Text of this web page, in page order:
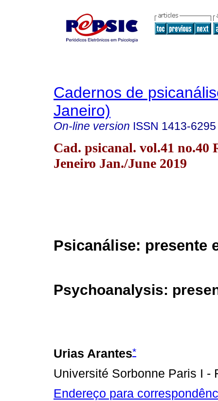
Cadernos de
Janeiro)
On-line version ISSN 1413-6295
Cad. psicanal. vol.41 no.40
Jeneiro Jan./June 2019
Psicanálise: presente
Psychoanalysis:
Urias Arantes*
Université Sorbonne Paris I -
Endereço para